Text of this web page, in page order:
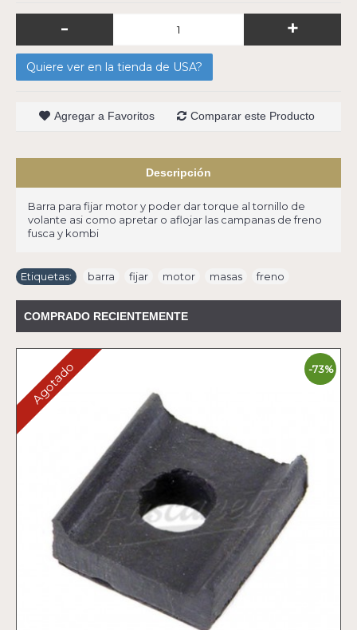
- +
Quiere ver en la tienda de USA?
Agregar a Favoritos Comparar este Producto
Descripción
Barra para fijar motor y poder dar torque al tornillo de
volante asi como apretar o aflojar las campanas de freno
fusca y kombi
Etiquetas: barra fijar motor masas freno
COMPRADO RECIENTEMENTE
-73%
Agotado